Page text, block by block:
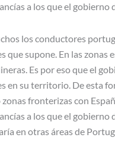
a los que el gobierno
los conductores
que supone. En las
Es por eso que el
en su territorio. De esta
fronterizas con
a los que el
en otras áreas de